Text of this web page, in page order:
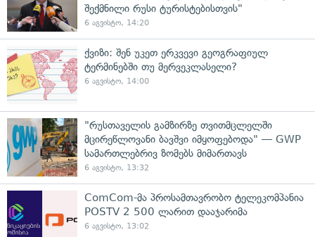
შექმნილი რუსი ტურისტებისთვის"
6 აგვისტო, 14:20
ქვიზი: შენ უკეთ ერკვევი გეოგრაფიულ
ტერმინებში თუ მერვეკლასელი?
6 აგვისტო, 14:00
"რუსთაველის გამზირზე თვითმცლელში
მცირეწლოვანი ბავშვი იმყოფებოდა" — GWP
სამართლებრივ ზომებს მიმართავს
6 აგვისტო, 13:32
ComCom-მა პროსამთავრობო ტელეკომპანია
POSTV 2 500 ლარით დააჯარიმა
6 აგვისტო, 13:02